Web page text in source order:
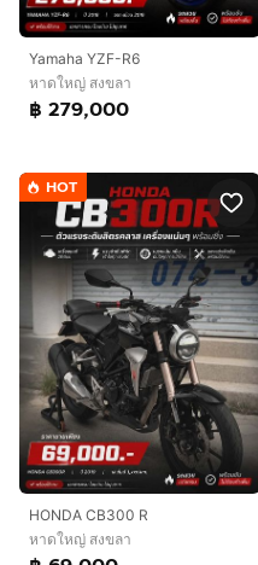
Yamaha YZF-R6
หาดใหญ่ สงขลา
฿ 279,000
HOT
HONDA CB300 R
หาดใหญ่ สงขลา